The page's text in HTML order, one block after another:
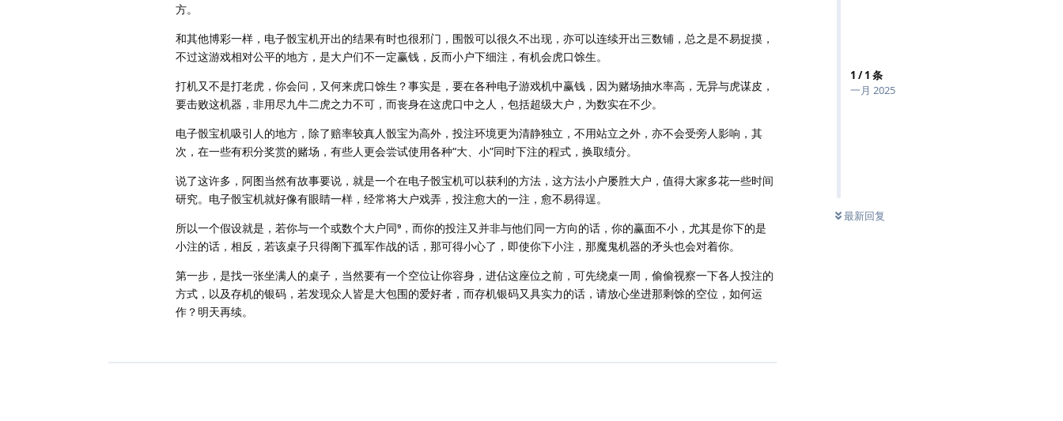
1 /1 条
一月 2025
最新回复
方。
和其他博彩一样，电子骰宝机开出的结果有时也很邪门，围骰可以很久不出现，亦可以连续开出三数铺，总之是不易捉摸，
不过这游戏相对公平的地方，是大户们不一定赢钱，反而小户下细注，有机会虎口馀生。
打机又不是打老虎，你会问，又何来虎口馀生？事实是，要在各种电子游戏机中赢钱，因为赌场抽水率高，无异与虎谋皮，
要击败这机器，非用尽九牛二虎之力不可，而丧身在这虎口中之人，包括超级大户，为数实在不少。
电子骰宝机吸引人的地方，除了赔率较真人骰宝为高外，投注环境更为清静独立，不用站立之外，亦不会受旁人影响，其
次，在一些有积分奖赏的赌场，有些人更会尝试使用各种“大、小”同时下注的程式，换取绩分。
说了这许多，阿图当然有故事要说，就是一个在电子骰宝机可以获利的方法，这方法小户屡胜大户，值得大家多花一些时间
研究。电子骰宝机就好像有眼睛一样，经常将大户戏弄，投注愈大的一注，愈不易得逞。
所以一个假设就是，若你与一个或数个大户同，而你的投注又并非与他们同一方向的话，你的赢面不小，尤其是你下的是
小注的话，相反，若该桌子只得阁下孤军作战的话，那可得小心了，即使你下小注，那魔鬼机器的矛头也会对着你。
第一步，是找一张坐满人的桌子，当然要有一个空位让你容身，进佔这座位之前，可先绕桌一周，偷偷视察一下各人投注的
方式，以及存机的银码，若发现众人皆是大包围的爱好者，而存机银码又具实力的话，请放心坐进那剩馀的空位，如何运
作？明天再续。